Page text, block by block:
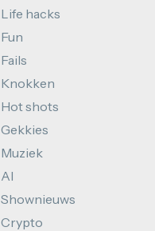
Life hacks
Fun
Fails
Knokken
Hot shots
Gekkies
Muziek
AI
Shownieuws
Crypto